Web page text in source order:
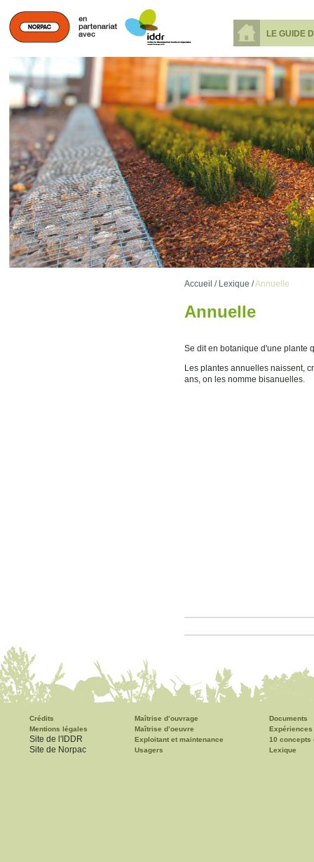
LE GUIDE
Accueil / Lexique /Annuelle
Annuelle
Se dit en botanique d'une plante
Les plantes annuelles naissent,
ans, on les nomme bisanuelles.
Crédits
Mentions légales
Site de l'IDDR
Site de Norpac
Maîtrise d’ouvrage
Maîtrise d’oeuvre
Exploitant et maintenance
Usagers
Documents
Expériences
10 concepts
Lexique